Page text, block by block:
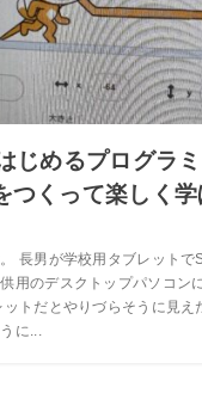
じめるプログラ
つくって楽しく学
長男が学校用タブレット
用のデスクトップパソコン
ットだとやりづらそうに見え
に...